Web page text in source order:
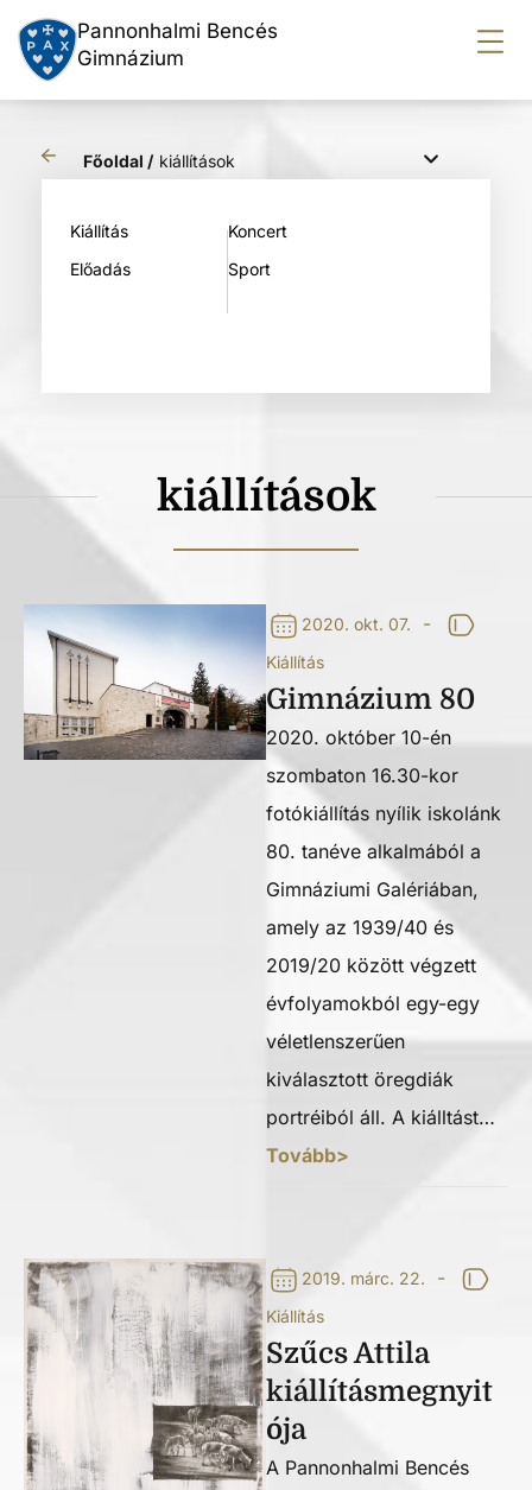
Pannonhalmi Bencés
Gimnázium
Főoldal / kiállítások
Kiállítás
Előadás
Koncert
Sport
kiállítások
2020. okt. 07. -
Kiállítás
Gimnázium 80
2020. október 10-én
szombaton 16.30-kor
fotókiállítás nyílik iskolánk
80. tanéve alkalmából a
Gimnáziumi Galériában,
amely az 1939/40 és
2019/20 között végzett
évfolyamokból egy-egy
véletlenszerűen
kiválasztott öregdiák
portréiból áll. A kiálltást…
Tovább>
2019. márc. 22. -
Kiállítás
Szűcs Attila
kiállításmegnyit
ója
A Pannonhalmi Bencés